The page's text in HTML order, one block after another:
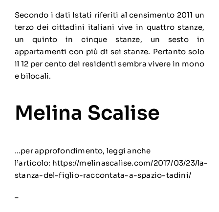
Secondo i dati Istati riferiti al censimento 2011 un
terzo dei cittadini italiani vive in quattro stanze,
un quinto in cinque stanze, un sesto in
appartamenti con più di sei stanze. Pertanto solo
il 12 per cento dei residenti sembra vivere in mono
e bilocali.
Melina Scalise
…per approfondimento, leggi anche
l’articolo: https://melinascalise.com/2017/03/23/la-
stanza-del-figlio-raccontata-a-spazio-tadini/
–